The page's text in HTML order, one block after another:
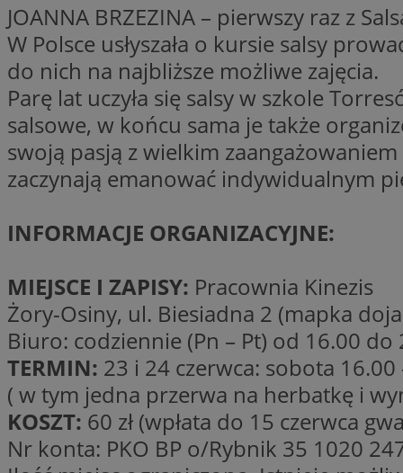
JOANNA BRZEZINA – pierwszy raz z
W Polsce usłyszała o kursie salsy
do nich na najbliższe możliwe zajęcia.
Parę lat uczyła się salsy w szkole
salsowe, w końcu sama je także
swoją pasją z wielkim
zaczynają emanować indywidualnym
INFORMACJE ORGANIZACYJNE:
MIEJSCE I ZAPISY: Pracownia Kinezis
Żory-Osiny, ul. Biesiadna 2 (mapka
Biuro: codziennie (Pn – Pt) od 16.00
TERMIN: 23 i 24 czerwca: sobota
( w tym jedna przerwa na herbatkę i
KOSZT: 60 zł (wpłata do 15 czerwca
Nr konta: PKO BP o/Rybnik 35 1020
li_gc
Nazwa
_ga_L2744325BY
Nazwa
tt_viewer
ADKUID
Nazwa